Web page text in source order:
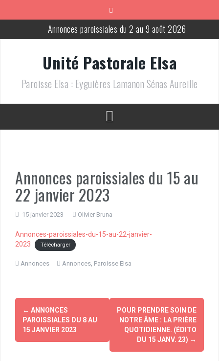
Annonces paroissiales du 2 au 9 août 2026
Annonces paroissiales du 18 au 25 juillet 2026
Messes pour le mois de juillet 2026
Annonces paroissiales du 13 au 21 juin 2026
Annonces paroissiales du 9 au 16 août 2026
Unité Pastorale Elsa
Paroisse Elsa : Eyguières Lamanon Sénas Aureille
Annonces paroissiales du 15 au
22 janvier 2023
15 janvier 2023 Olivier Bruna
Annonces-paroissiales-du-15-au-22-janvier-
2023
Télécharger
Annonces Annonces, Paroisse Elsa
Navigation
d'article
← ANNONCES
PAROISSIALES DU 8 AU
15 JANVIER 2023
POUR PRENDRE SOIN DE
NOTRE ÂME : LA PRIÈRE
QUOTIDIENNE. (ÉDITO
DU 15 JANV. 23) →